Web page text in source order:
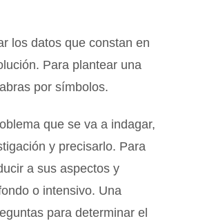
los datos que constan en
Para plantear una
por símbolos.
que se va a indagar,
y precisarlo. Para
a sus aspectos y
o intensivo. Una
para determinar el